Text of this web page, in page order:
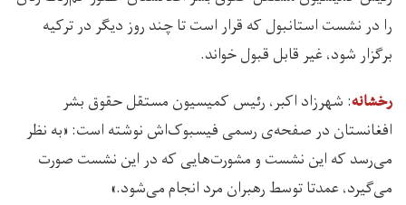
را در نشست استانبول که قرار است تا چند روز دیگر در ترکیه
برگزار شود، غیر قابل قبول خواند.
رخشانه: شهرزاد اکبر، رئیس کمیسیون مستقل حقوق بشر
افغانستان در صفحه‌ی رسمی فیسبوک‌اش نوشته است: «به نظر
می‌رسد که این نشست و مشورت‌هایی که در این نشست صورت
می‌گیرد، عمدتا توسط رهبران مرد انجام می‌شود.»